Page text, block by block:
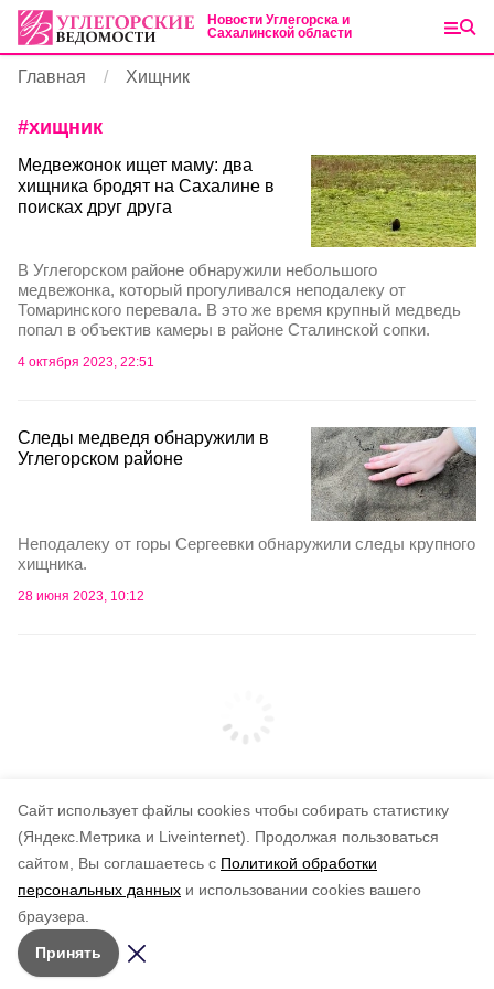
Cайт использует файлы cookies чтобы собирать статистику
(Яндекс.Метрика и Liveinternet).
Продолжая пользоваться
сайтом, Вы соглашаетесь с Политикой обработки
персональных данных и использовании cookies вашего
браузера.
Принять
Подписывайтесь на наш Telegram
канал
Рассказываем о главном в районе. Самая актуальная
и достоверная информация!
Новости Углегорска и
Сахалинской области
Главная Хищник
#хищник
Медвежонок ищет маму: два
хищника бродят на Сахалине в
поисках друг друга
В Углегорском районе обнаружили небольшого
медвежонка, который прогуливался неподалеку от
Томаринского перевала. В это же время крупный медведь
попал в объектив камеры в районе Сталинской сопки.
4 октября 2023, 22:51
Следы медведя обнаружили в
Углегорском районе
Неподалеку от горы Сергеевки обнаружили следы крупного
хищника.
28 июня 2023, 10:12